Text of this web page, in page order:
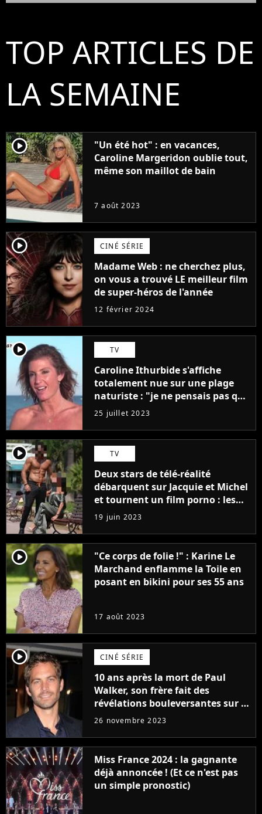
TOP ARTICLES DE
LA SEMAINE
player2
"Un été hot" : en vacances,
Caroline Margeridon oublie tout,
même son maillot de bain
7 août 2023
player2 CINÉ SÉRIE
Madame Web : ne cherchez plus,
on vous a trouvé LE meilleur film
de super-héros de l'année
12 février 2024
player2 TV
Caroline Ithurbide s'affiche
totalement nue sur une plage
naturiste : "je ne pensais pas que
j'arriverais à le faire..."
25 juillet 2023
player2 TV
Deux stars de télé-réalité
débarquent sur Jacquie et Michel
et tournent un film porno : les
premières images du tournage
(exclu)
19 juin 2023
player2
"Ce corps de folie !" : Karine Le
Marchand enflamme la Toile en
posant en bikini pour ses 55 ans
17 août 2023
player2 CINÉ SÉRIE
10 ans après la mort de Paul
Walker, son frère fait des
révélations bouleversantes sur la
réaction des acteurs de Fast and
26 novembre 2023
Miss France 2024 : la gagnante
déjà annoncée ! (Et ce n'est pas
un simple pronostic)